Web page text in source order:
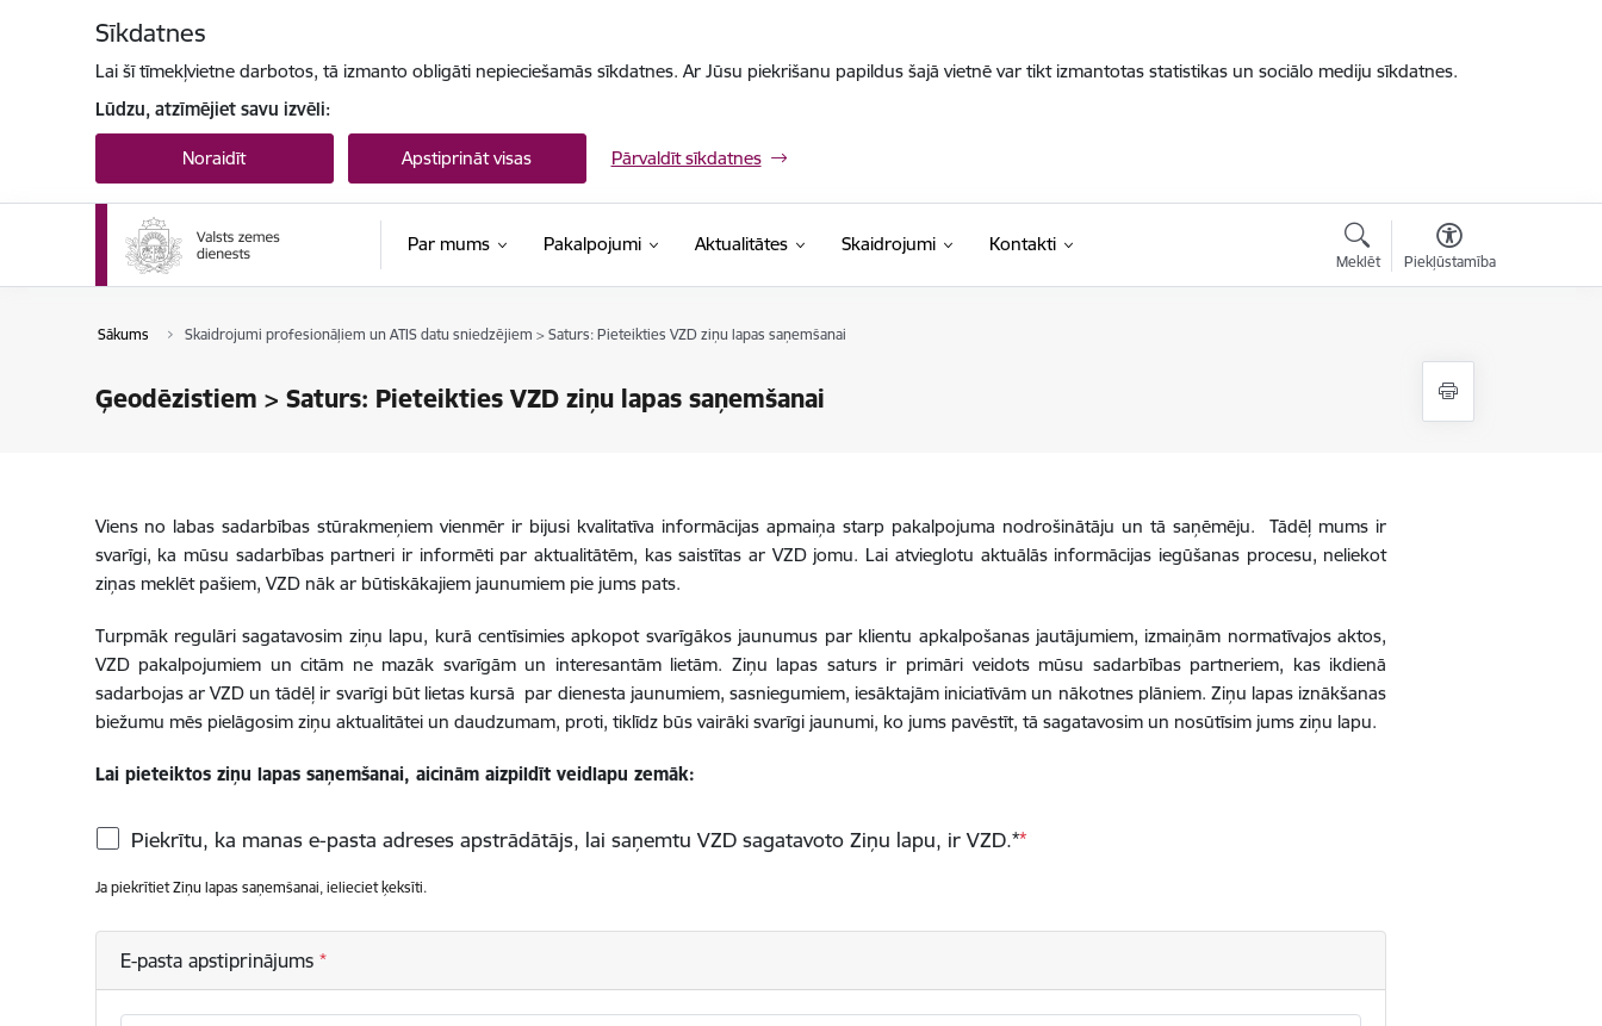
Sīkdatnes
Lai šī tīmekļvietne darbotos, tā izmanto obligāti nepieciešamās sīkdatnes. Ar Jūsu piekrišanu papildus šajā vietnē var tikt izmantotas statistikas un sociālo mediju sīkdatnes.
Lūdzu, atzīmējiet savu izvēli:
Noraidīt Apstiprināt visas Pārvaldīt sīkdatnes
Par mums Pakalpojumi Aktualitātes Skaidrojumi Kontakti
Meklēt Piekļūstamība
Sākums Skaidrojumi profesionāļiem un ATIS datu sniedzējiem > Saturs: Pieteikties VZD ziņu lapas saņemšanai
Ģeodēzistiem > Saturs: Pieteikties VZD ziņu lapas saņemšanai
Viens no labas sadarbības stūrakmeņiem vienmēr ir bijusi kvalitatīva informācijas apmaiņa starp pakalpojuma nodrošinātāju un tā saņēmēju. Tādēļ mums ir
svarīgi, ka mūsu sadarbības partneri ir informēti par aktualitātēm, kas saistītas ar VZD jomu. Lai atvieglotu aktuālās informācijas iegūšanas procesu, neliekot
ziņas meklēt pašiem, VZD nāk ar būtiskākajiem jaunumiem pie jums pats.
Turpmāk regulāri sagatavosim ziņu lapu, kurā centīsimies apkopot svarīgākos jaunumus par klientu apkalpošanas jautājumiem, izmaiņām normatīvajos aktos,
VZD pakalpojumiem un citām ne mazāk svarīgām un interesantām lietām. Ziņu lapas saturs ir primāri veidots mūsu sadarbības partneriem, kas ikdienā
sadarbojas ar VZD un tādēļ ir svarīgi būt lietas kursā par dienesta jaunumiem, sasniegumiem, iesāktajām iniciatīvām un nākotnes plāniem. Ziņu lapas iznākšanas
biežumu mēs pielāgosim ziņu aktualitātei un daudzumam, proti, tiklīdz būs vairāki svarīgi jaunumi, ko jums pavēstīt, tā sagatavosim un nosūtīsim jums ziņu lapu.
Lai pieteiktos ziņu lapas saņemšanai, aicinām aizpildīt veidlapu zemāk:
Piekrītu, ka manas e-pasta adreses apstrādātājs, lai saņemtu VZD sagatavoto Ziņu lapu, ir VZD.*
Ja piekrītiet Ziņu lapas saņemšanai, ielieciet ķeksīti.
E-pasta apstiprinājums